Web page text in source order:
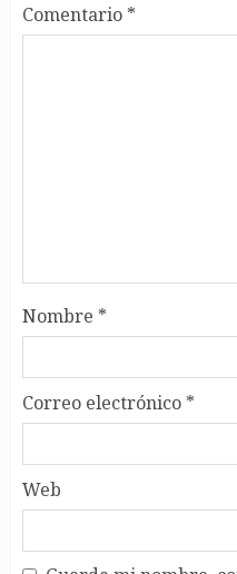
Comentario *
Nombre *
Correo electrónico *
Web